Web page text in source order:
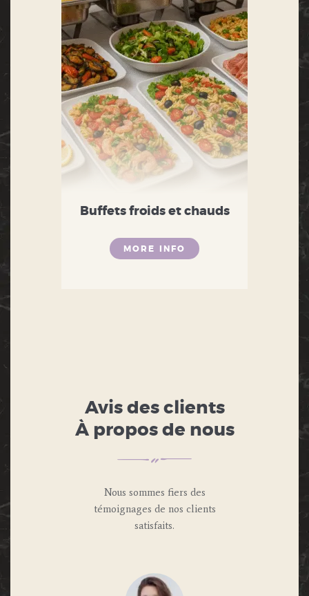
Buffets froids et chauds
MORE INFO
Avis des clients
À propos de nous
Nous sommes fiers des
témoignages de nos clients
satisfaits.